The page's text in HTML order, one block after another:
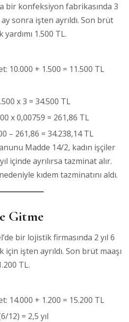
bir konfeksiyon fabrikasında 3
ay sonra işten ayrıldı. Son brüt
yardımı 1.500 TL.
10.000 + 1.500 = 11.500 TL
x 3 = 34.500 TL
x 0,00759 = 261,86 TL
– 261,86 = 34.238,14 TL
Madde 14/2, kadın işçiler
içinde ayrılırsa tazminat alır.
kıdem tazminatını aldı.
Gitme
bir lojistik firmasında 2 yıl 6
için işten ayrıldı. Son brüt maaşı
TL.
14.000 + 1.200 = 15.200 TL
12) = 2,5 yıl